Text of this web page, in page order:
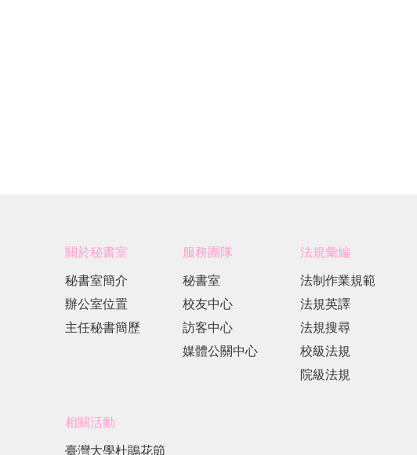
關於秘書室
秘書室簡介
辦公室位置
主任秘書簡歷
服務團隊
秘書室
校友中心
訪客中心
媒體公關中心
法規彙編
法制作業規範
法規英譯
法規搜尋
校級法規
院級法規
相關活動
臺灣大學杜鵑花節